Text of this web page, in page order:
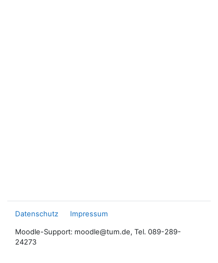
Datenschutz Impressum
Moodle-Support: moodle@tum.de, Tel. 089-289-
24273